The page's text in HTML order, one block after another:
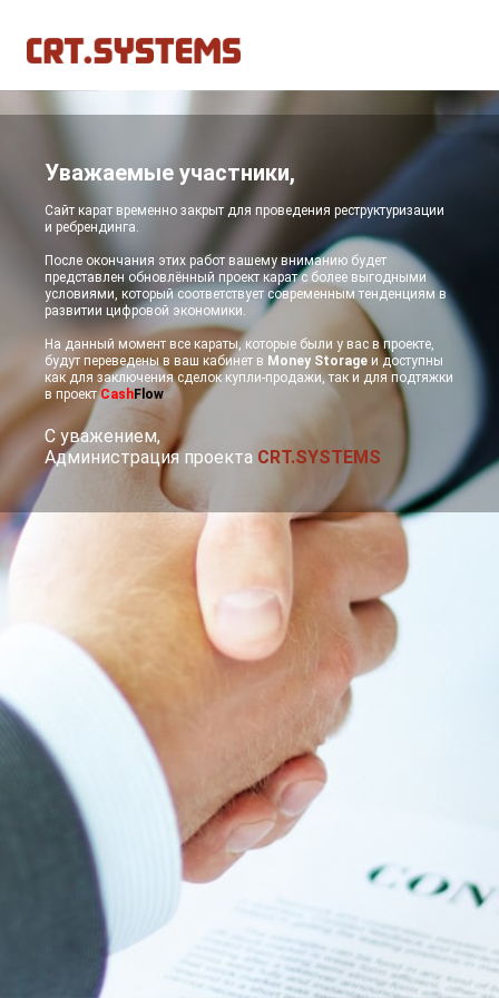
Уважаемые участники,
Сайт карат временно закрыт для проведения реструктуризации
и ребрендинга.
После окончания этих работ вашему вниманию будет
представлен обновлённый проект карат с более выгодными
условиями, который соответствует современным тенденциям в
развитии цифровой экономики.
На данный момент все караты, которые были у вас в проекте,
будут переведены в ваш кабинет в Money Storage и доступны
как для заключения сделок купли-продажи, так и для подтяжки
в проектCashFlow
С уважением,
Администрация проекта CRT.SYSTEMS